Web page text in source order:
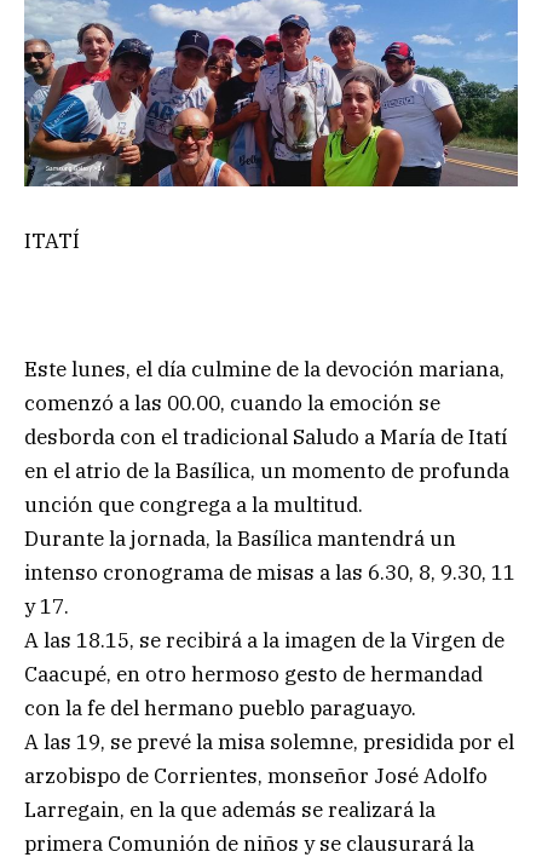
ITATÍ
Este lunes, el día culmine de la devoción mariana,
comenzó a las 00.00, cuando la emoción se
desborda con el tradicional Saludo a María de Itatí
en el atrio de la Basílica, un momento de profunda
unción que congrega a la multitud.
Durante la jornada, la Basílica mantendrá un
intenso cronograma de misas a las 6.30, 8, 9.30, 11
y 17.
A las 18.15, se recibirá a la imagen de la Virgen de
Caacupé, en otro hermoso gesto de hermandad
con la fe del hermano pueblo paraguayo.
A las 19, se prevé la misa solemne, presidida por el
arzobispo de Corrientes, monseñor José Adolfo
Larregain, en la que además se realizará la
primera Comunión de niños y se clausurará la